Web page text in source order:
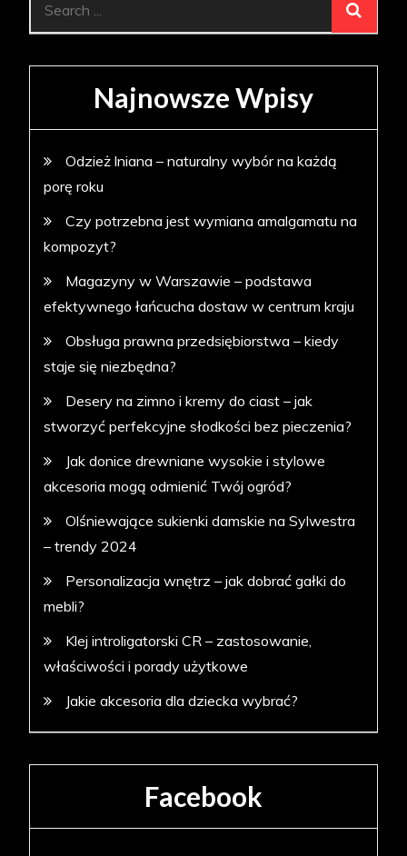
Najnowsze Wpisy
Odzież lniana – naturalny wybór na każdą
porę roku
Czy potrzebna jest wymiana amalgamatu na
kompozyt?
Magazyny w Warszawie – podstawa
efektywnego łańcucha dostaw w centrum kraju
Obsługa prawna przedsiębiorstwa – kiedy
staje się niezbędna?
Desery na zimno i kremy do ciast – jak
stworzyć perfekcyjne słodkości bez pieczenia?
Jak donice drewniane wysokie i stylowe
akcesoria mogą odmienić Twój ogród?
Olśniewające sukienki damskie na Sylwestra
– trendy 2024
Personalizacja wnętrz – jak dobrać gałki do
mebli?
Klej introligatorski CR – zastosowanie,
właściwości i porady użytkowe
Jakie akcesoria dla dziecka wybrać?
Facebook